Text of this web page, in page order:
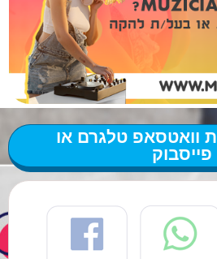
וואטסאפ טלגרם או
פייסבוק